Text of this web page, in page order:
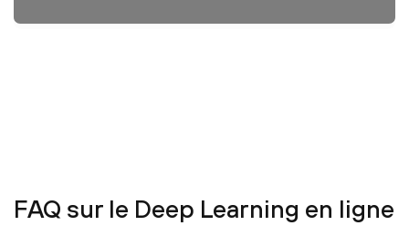
FAQ sur le Deep Learning en ligne